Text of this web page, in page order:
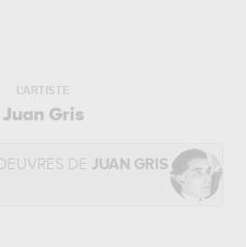
L'ARTISTE
Juan Gris
DEJUAN GRIS